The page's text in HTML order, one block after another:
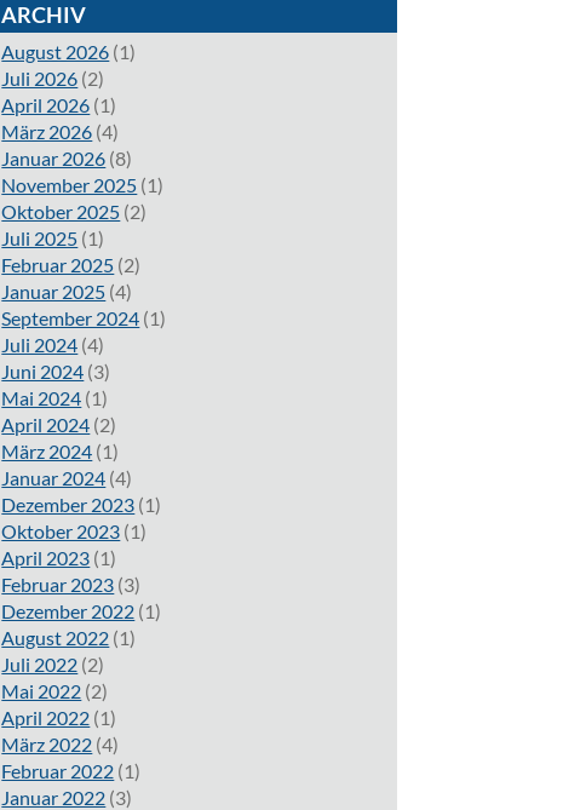
ARCHIV
August 2026 (1)
Juli 2026 (2)
April 2026 (1)
März 2026 (4)
Januar 2026 (8)
November 2025 (1)
Oktober 2025 (2)
Juli 2025 (1)
Februar 2025 (2)
Januar 2025 (4)
September 2024 (1)
Juli 2024 (4)
Juni 2024 (3)
Mai 2024 (1)
April 2024 (2)
März 2024 (1)
Januar 2024 (4)
Dezember 2023 (1)
Oktober 2023 (1)
April 2023 (1)
Februar 2023 (3)
Dezember 2022 (1)
August 2022 (1)
Juli 2022 (2)
Mai 2022 (2)
April 2022 (1)
März 2022 (4)
Februar 2022 (1)
Januar 2022 (3)